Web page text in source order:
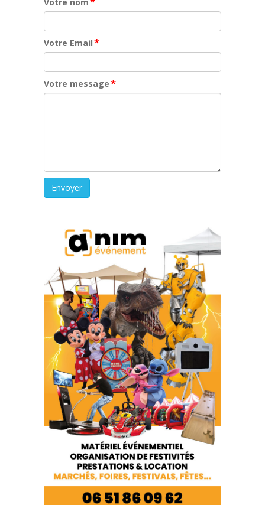
Votre Email*
Votre message*